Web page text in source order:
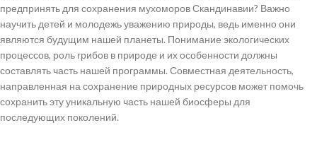
предпринять для сохранения мухоморов Скандинавии? Важно
научить детей и молодежь уважению природы, ведь именно они
являются будущим нашей планеты. Понимание экологических
процессов, роль грибов в природе и их особенности должны
составлять часть нашей программы. Совместная деятельность,
направленная на сохранение природных ресурсов может помочь
сохранить эту уникальную часть нашей биосферы для
последующих поколений.